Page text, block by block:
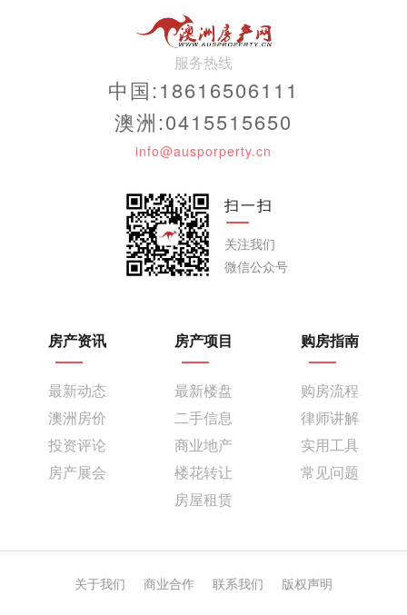
服务热线
中国:18616506111
澳洲:0415515650
info@ausporperty.cn
扫一扫
关注我们
微信公众号
房产资讯
最新动态
澳洲房价
投资评论
房产展会
房产项目
最新楼盘
二手信息
商业地产
楼花转让
房屋租赁
购房指南
购房流程
律师讲解
实用工具
常见问题
关于我们 商业合作 联系我们 版权声明